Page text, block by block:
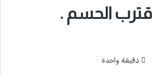
اقترب الحسم .
دقيقة واحدة